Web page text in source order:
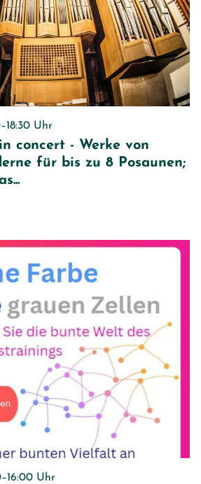
Uhr
concert - Werke von
für bis zu 8 Posaunen;
Uhr